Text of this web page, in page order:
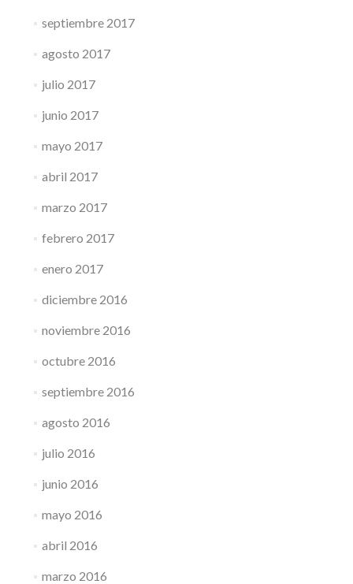
septiembre 2017
agosto 2017
julio 2017
junio 2017
mayo 2017
abril 2017
marzo 2017
febrero 2017
enero 2017
diciembre 2016
noviembre 2016
octubre 2016
septiembre 2016
agosto 2016
julio 2016
junio 2016
mayo 2016
abril 2016
marzo 2016